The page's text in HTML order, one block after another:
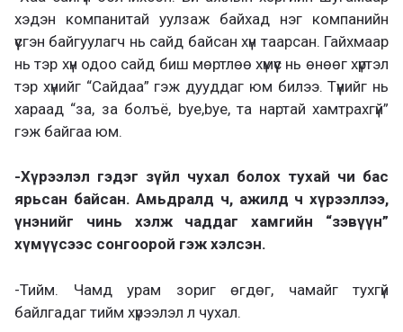
хэдэн компанитай уулзаж байхад нэг компанийн
үүсгэн байгуулагч нь сайд байсан хүн таарсан. Гайхмаар
нь тэр хүн одоо сайд биш мөртлөө хүмүүс нь өнөөг хүртэл
тэр хүнийг “Сайдаа” гэж дууддаг юм билээ. Түүнийг нь
хараад “за, за болъё, bye,bye, та нартай хамтрахгүй”
гэж байгаа юм.
-Хүрээлэл гэдэг зүйл чухал болох тухай чи бас
ярьсан байсан. Амьдралд ч, ажилд ч хүрээллээ,
үнэнийг чинь хэлж чаддаг хамгийн “зэвүүн”
хүмүүсээс сонгоорой гэж хэлсэн.
-Тийм. Чамд урам зориг өгдөг, чамайг тухгүй
байлгадаг тийм хүрээлэл л чухал.